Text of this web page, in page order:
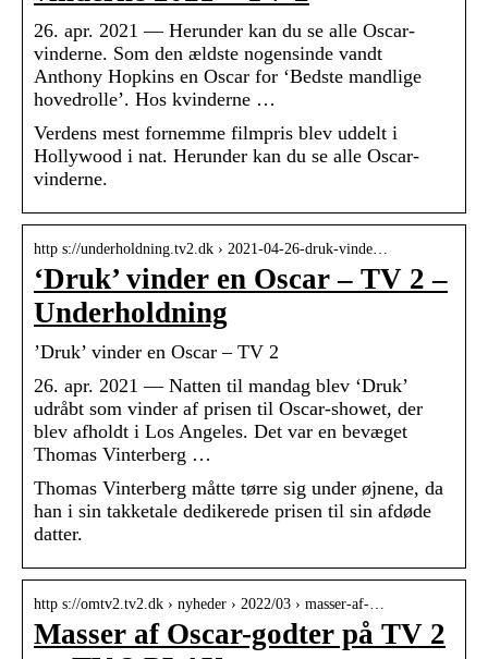
26. apr. 2021 — Herunder kan du se alle Oscar-
vinderne. Som den ældste nogensinde vandt
Anthony Hopkins en Oscar for ‘Bedste mandlige
hovedrolle’. Hos kvinderne …
Verdens mest fornemme filmpris blev uddelt i
Hollywood i nat. Herunder kan du se alle Oscar-
vinderne.
http s://underholdning.tv2.dk › 2021-04-26-druk-vinde…
‘Druk’ vinder en Oscar – TV 2 –
Underholdning
’Druk’ vinder en Oscar – TV 2
26. apr. 2021 — Natten til mandag blev ‘Druk’
udråbt som vinder af prisen til Oscar-showet, der
blev afholdt i Los Angeles. Det var en bevæget
Thomas Vinterberg …
Thomas Vinterberg måtte tørre sig under øjnene, da
han i sin takketale dedikerede prisen til sin afdøde
datter.
http s://omtv2.tv2.dk › nyheder › 2022/03 › masser-af-…
Masser af Oscar-godter på TV 2